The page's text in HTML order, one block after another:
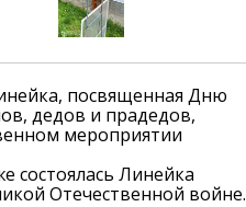
посвященная Дню
дедов и прадедов,
мероприятии
состоялась Линейка
Отечественной войне.